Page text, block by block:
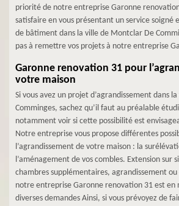
priorité de notre entreprise Garonne
satisfaire en vous présentant un service soigné
de bâtiment dans la ville de Montclar De
pas à remettre vos projets à notre entreprise
Garonne renovation 31 pour
votre maison
Si vous avez un projet d’agrandissement dans
Comminges, sachez qu’il faut au préalable
notamment voir si cette possibilité est
Notre entreprise vous propose différentes
l’agrandissement de votre maison : la
l’aménagement de vos combles. Extension sur
chambres supplémentaires, agrandissement
notre entreprise Garonne renovation 31 est en
diverses demandes Ainsi, si vous prévoyez de